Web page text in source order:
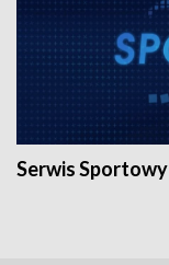
Serwis Sportowy